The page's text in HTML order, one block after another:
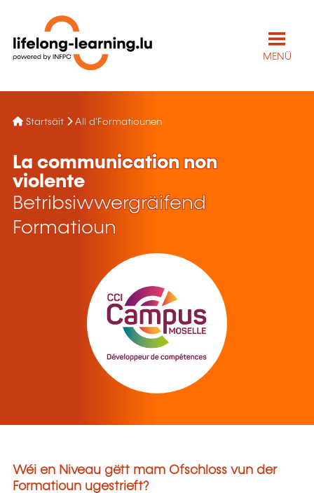
MENÜ
Startsäit All d'Formatiounen
La communication non
violente
Betribsiwwergräifend
Formatioun
Wéi en Niveau gëtt mam Ofschloss vun der
Formatioun ugestrieft?